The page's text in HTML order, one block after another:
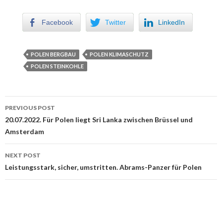
Facebook Twitter LinkedIn
POLEN BERGBAU
POLEN KLIMASCHUTZ
POLEN STEINKOHLE
Post navigation
PREVIOUS POST
20.07.2022. Für Polen liegt Sri Lanka zwischen Brüssel und
Amsterdam
NEXT POST
Leistungsstark, sicher, umstritten. Abrams-Panzer für Polen